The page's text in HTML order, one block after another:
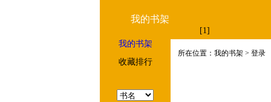
我的书架
[1]
我的书架
收藏排行
所在位置：我的书架 > 登录